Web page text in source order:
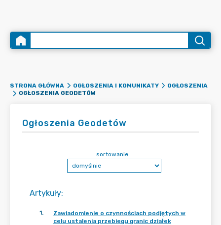
STRONA GŁÓWNA OGŁOSZENIA I KOMUNIKATY
OGŁOSZENIA
OGŁOSZENIA GEODETÓW
Ogłoszenia Geodetów
Artykuły:
sortowanie:
1.
Zawiadomienie o czynnościach podjętych w
celu ustalenia przebiegu granic działek